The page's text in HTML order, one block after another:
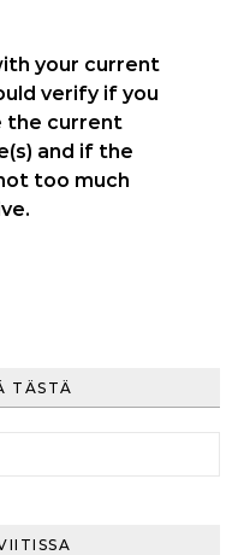
your current
verify if you
the current
and if the
too much
TÄSTÄ